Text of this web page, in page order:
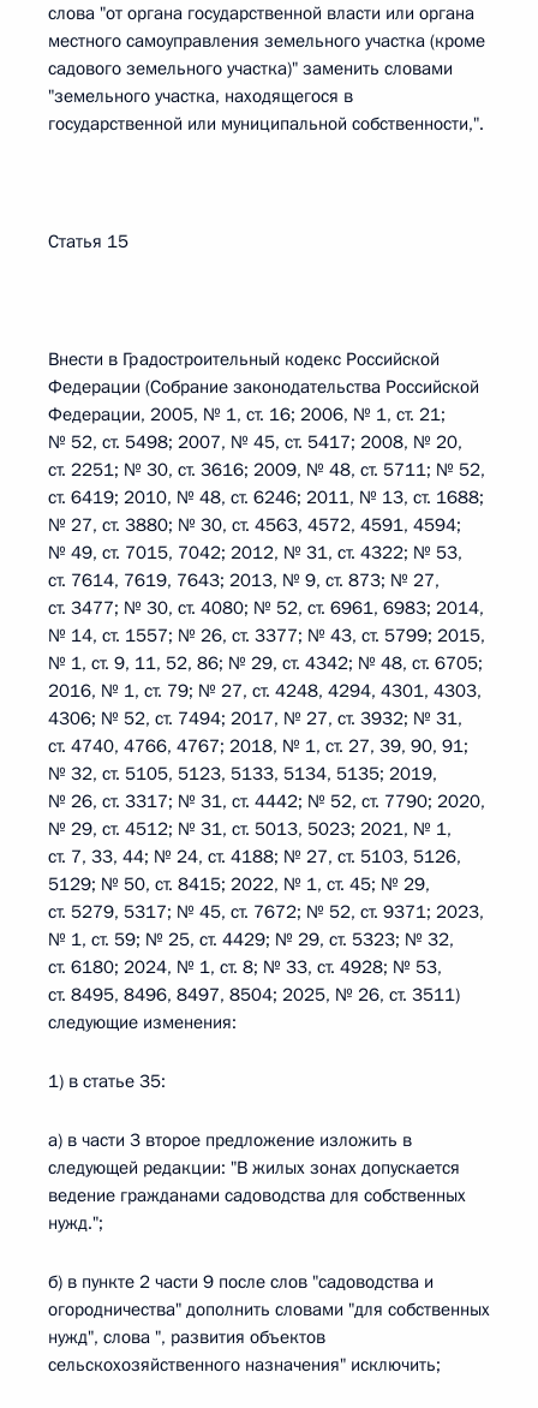
слова "от органа государственной власти или органа
местного самоуправления земельного участка (кроме
садового земельного участка)" заменить словами
"земельного участка, находящегося в
государственной или муниципальной собственности,".
Статья 15
Внести в Градостроительный кодекс Российской
Федерации (Собрание законодательства Российской
Федерации, 2005, № 1, ст. 16; 2006, № 1, ст. 21;
№ 52, ст. 5498; 2007, № 45, ст. 5417; 2008, № 20,
ст. 2251; № 30, ст. 3616; 2009, № 48, ст. 5711; № 52,
ст. 6419; 2010, № 48, ст. 6246; 2011, № 13, ст. 1688;
№ 27, ст. 3880; № 30, ст. 4563, 4572, 4591, 4594;
№ 49, ст. 7015, 7042; 2012, № 31, ст. 4322; № 53,
ст. 7614, 7619, 7643; 2013, № 9, ст. 873; № 27,
ст. 3477; № 30, ст. 4080; № 52, ст. 6961, 6983; 2014,
№ 14, ст. 1557; № 26, ст. 3377; № 43, ст. 5799; 2015,
№ 1, ст. 9, 11, 52, 86; № 29, ст. 4342; № 48, ст. 6705;
2016, № 1, ст. 79; № 27, ст. 4248, 4294, 4301, 4303,
4306; № 52, ст. 7494; 2017, № 27, ст. 3932; № 31,
ст. 4740, 4766, 4767; 2018, № 1, ст. 27, 39, 90, 91;
№ 32, ст. 5105, 5123, 5133, 5134, 5135; 2019,
№ 26, ст. 3317; № 31, ст. 4442; № 52, ст. 7790; 2020,
№ 29, ст. 4512; № 31, ст. 5013, 5023; 2021, № 1,
ст. 7, 33, 44; № 24, ст. 4188; № 27, ст. 5103, 5126,
5129; № 50, ст. 8415; 2022, № 1, ст. 45; № 29,
ст. 5279, 5317; № 45, ст. 7672; № 52, ст. 9371; 2023,
№ 1, ст. 59; № 25, ст. 4429; № 29, ст. 5323; № 32,
ст. 6180; 2024, № 1, ст. 8; № 33, ст. 4928; № 53,
ст. 8495, 8496, 8497, 8504; 2025, № 26, ст. 3511)
следующие изменения:
1) в статье 35:
а) в части 3 второе предложение изложить в
следующей редакции: "В жилых зонах допускается
ведение гражданами садоводства для собственных
нужд.";
б) в пункте 2 части 9 после слов "садоводства и
огородничества" дополнить словами "для собственных
нужд", слова ", развития объектов
сельскохозяйственного назначения" исключить;